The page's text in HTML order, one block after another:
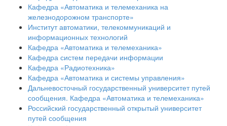
Кафедра «Автоматика и телемеханика на
железнодорожном транспорте»
Институт автоматики, телекоммуникаций и
информационных технологий
Кафедра «Автоматика и телемеханика»
Кафедра систем передачи информации
Кафедра «Радиотехника»
Кафедра «Автоматика и системы управления»
Дальневосточный государственный университет путей
сообщения. Кафедра «Автоматика и телемеханика»
Российский государственный открытый университет
путей сообщения